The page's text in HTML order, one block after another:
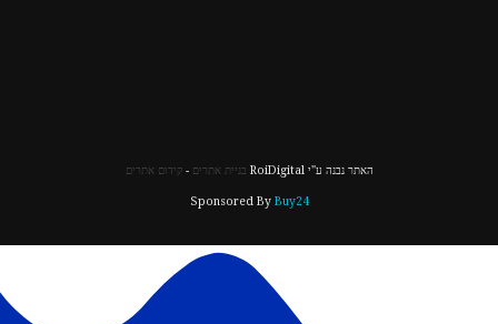
האתר נבנה ע"י RoiDigital בניית אתרים -קידום אתרים
Sponsored By Buy24